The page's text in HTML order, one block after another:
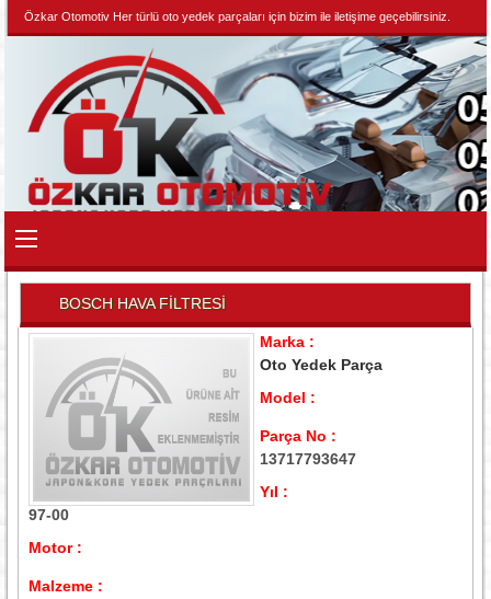
Özkar Otomotiv Her türlü oto yedek parçaları için bizim ile iletişime geçebilirsiniz.
BOSCH HAVA FİLTRESİ
Marka :
Oto Yedek Parça
Model :
Parça No :
13717793647
Yıl :
97-00
Motor :
Malzeme :